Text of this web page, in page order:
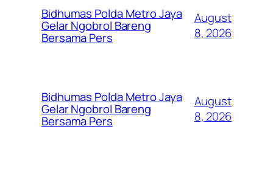
Bidhumas Polda Metro Jaya
Gelar Ngobrol Bareng
Bersama Pers
August
8, 2026
Bidhumas Polda Metro Jaya
Gelar Ngobrol Bareng
Bersama Pers
August
8, 2026